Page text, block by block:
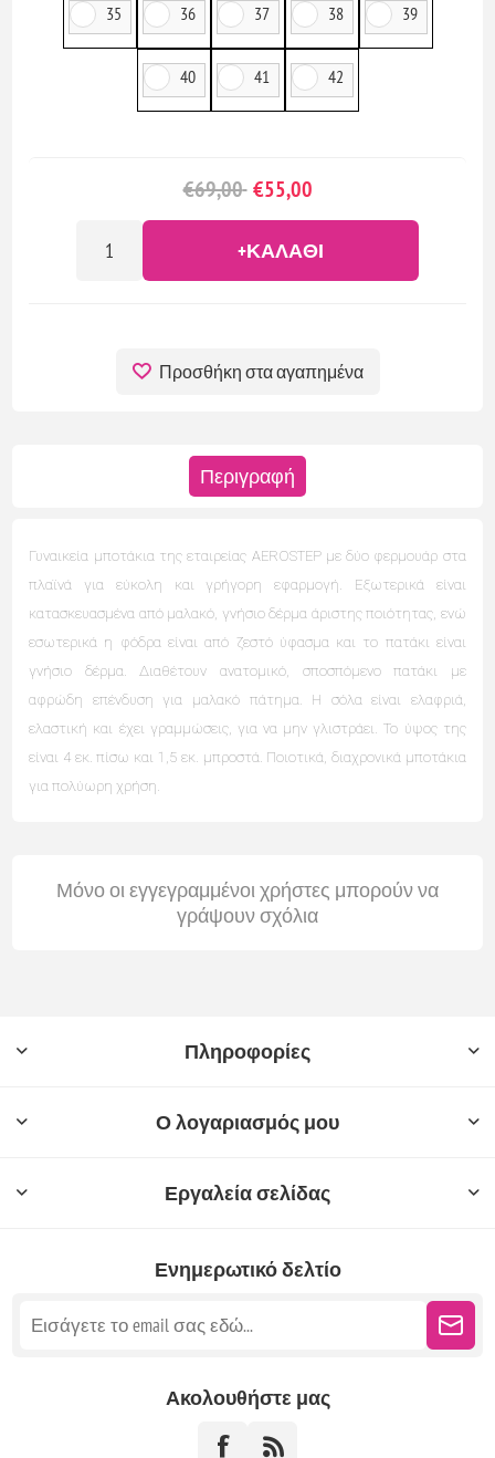
35 36 37 38 39
40 41 42
€69,00 €55,00
+ΚΑΛΆΘΙ
Προσθήκη στα αγαπημένα
Περιγραφή
Γυναικεία μποτάκια της εταιρείας AEROSTEP με δύο φερμουάρ στα
πλαϊνά για εύκολη και γρήγορη εφαρμογή. Εξωτερικά είναι
κατασκευασμένα από μαλακό, γνήσιο δέρμα άριστης ποιότητας, ενώ
εσωτερικά η φόδρα είναι από ζεστό ύφασμα και το πατάκι είναι
γνήσιο δέρμα. Διαθέτουν ανατομικό, σποσπόμενο πατάκι με
αφρώδη επένδυση για μαλακό πάτημα. Η σόλα είναι ελαφριά,
ελαστική και έχει γραμμώσεις, για να μην γλιστράει. Το ύψος της
είναι 4 εκ. πίσω και 1,5 εκ. μπροστά. Ποιοτικά, διαχρονικά μποτάκια
για πολύωρη χρήση.
Μόνο οι εγγεγραμμένοι χρήστες μπορούν να
γράψουν σχόλια
Πληροφορίες
Ο λογαριασμός μου
Εργαλεία σελίδας
Ενημερωτικό δελτίο
Ακολουθήστε μας